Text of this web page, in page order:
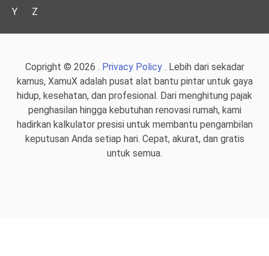
Y Z
Copright © 2026 . Privacy Policy. Lebih dari sekadar
kamus, XamuX adalah pusat alat bantu pintar untuk gaya
hidup, kesehatan, dan profesional. Dari menghitung pajak
penghasilan hingga kebutuhan renovasi rumah, kami
hadirkan kalkulator presisi untuk membantu pengambilan
keputusan Anda setiap hari. Cepat, akurat, dan gratis
untuk semua.